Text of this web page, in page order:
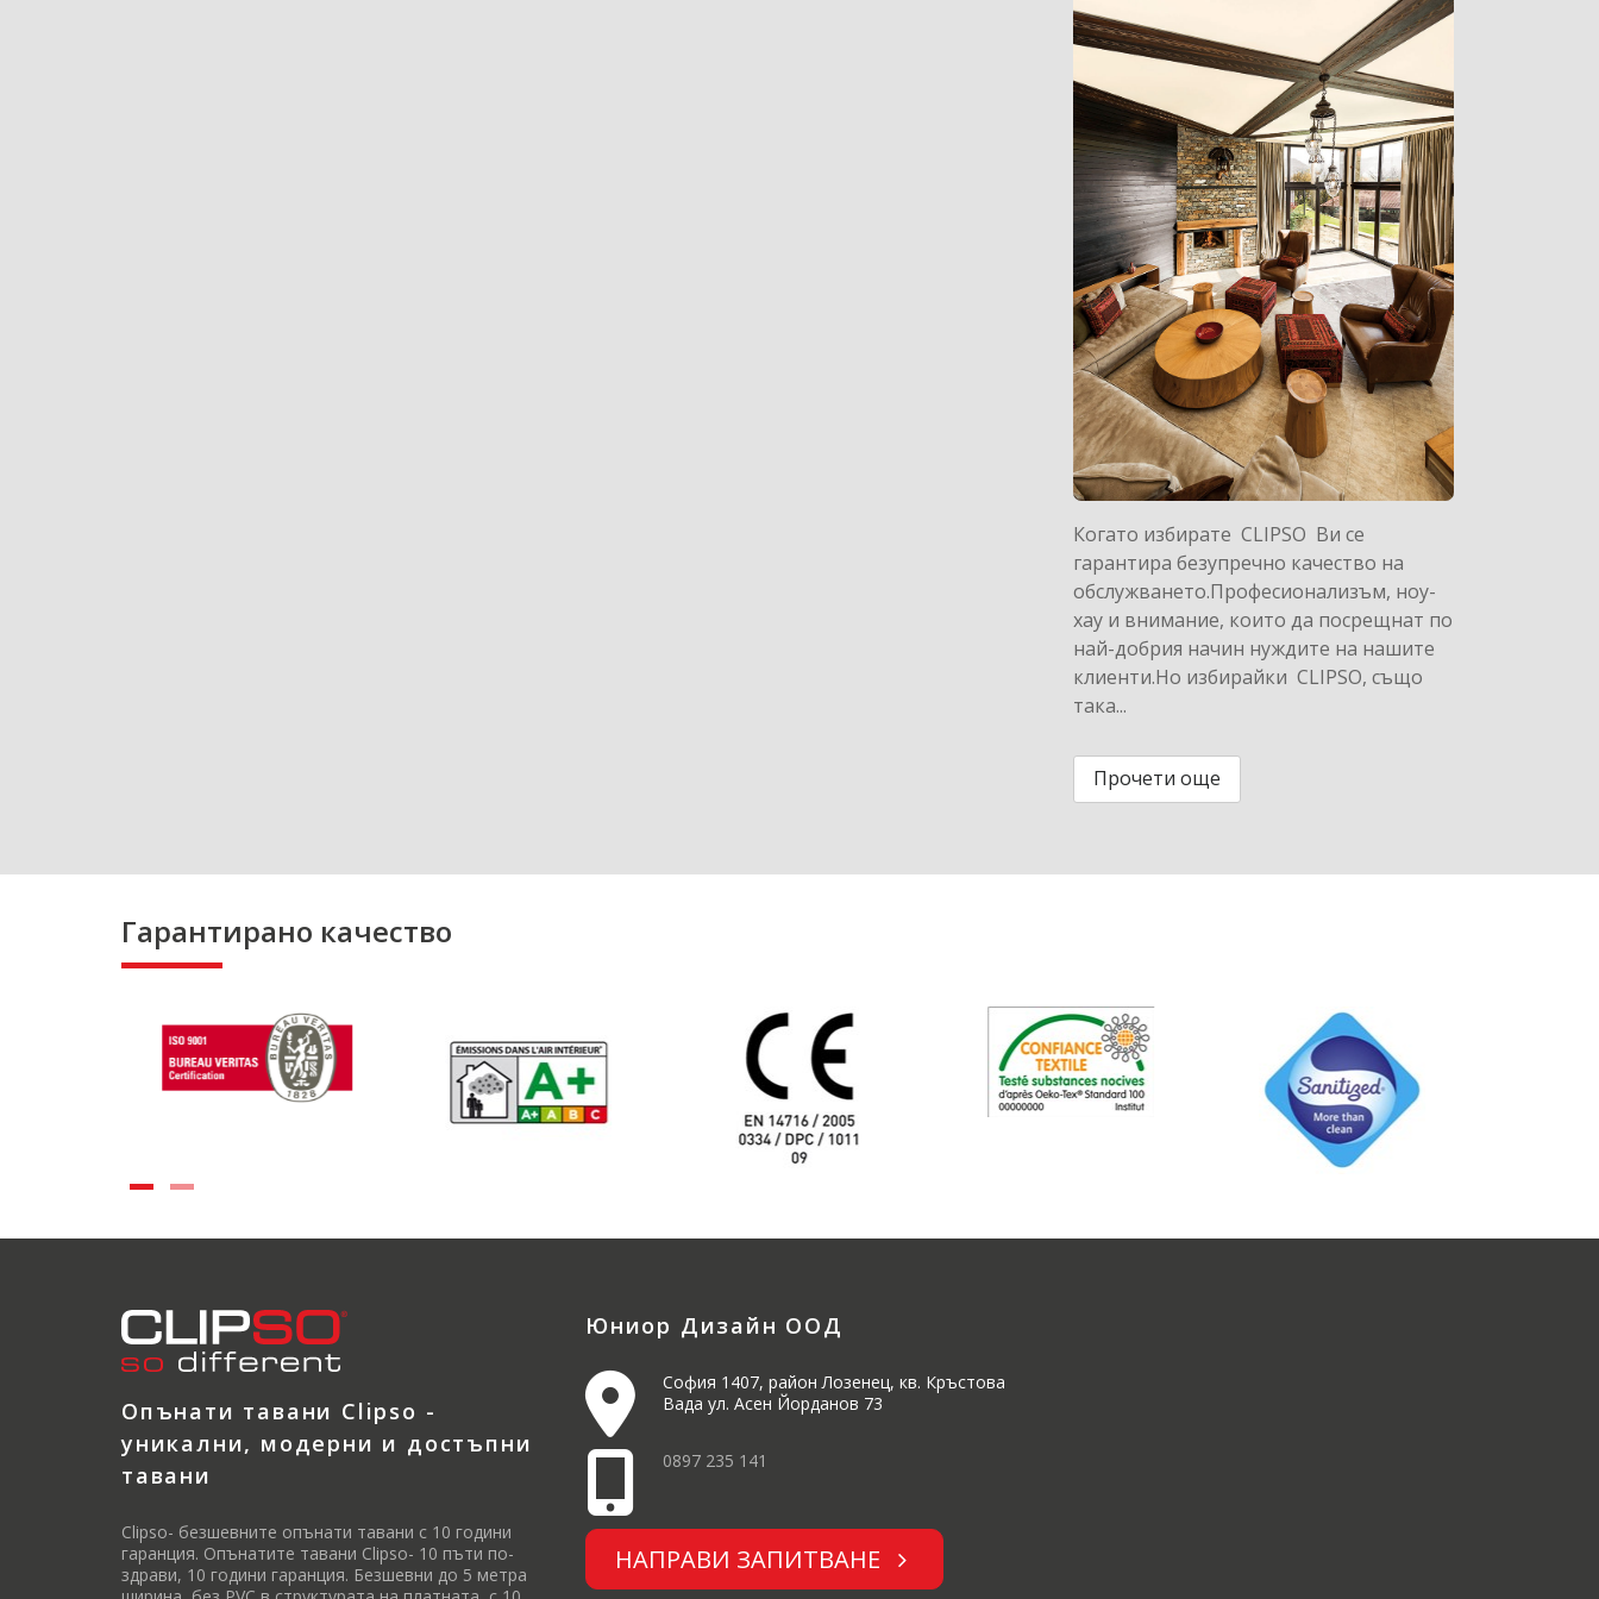
Когато избирате CLIPSO Ви се
гарантира безупречно качество на
обслужването.Професионализъм, ноу-
хау и внимание, които да посрещнат по
най-добрия начин нуждите на нашите
клиенти.Но избирайки CLIPSO, също
така...
Прочети още
Гарантирано качество
Опънати тавани Clipso -
уникални, модерни и достъпни
тавани
Clipso- безшевните опънати тавани с 10 години
гаранция. Опънатите тавани Clipso- 10 пъти по-
здрави, 10 години гаранция. Безшевни до 5 метра
Юниор Дизайн ООД
София 1407, район Лозенец, кв. Кръстова
Вада ул. Асен Йорданов 73
0897 235 141
НАПРАВИ ЗАПИТВАНЕ